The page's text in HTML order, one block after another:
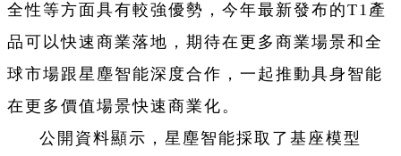
全性等方面具有較強優勢，今年最新發布的T1產
品可以快速商業落地，期待在更多商業場景和全
球市場跟星塵智能深度合作，一起推動具身智能
在更多價值場景快速商業化。
公開資料顯示，星塵智能採取了基座模型